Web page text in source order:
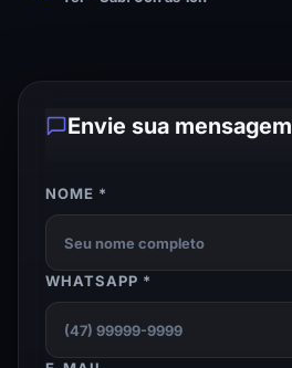
Envie sua mensagem
NOME *
WHATSAPP *